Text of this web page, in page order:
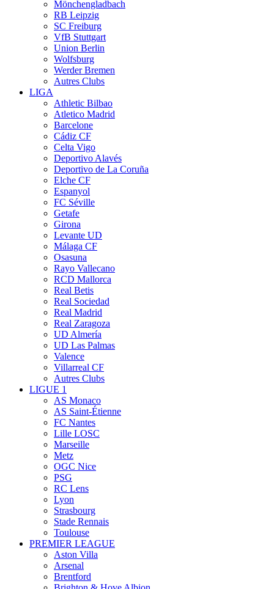
Mönchengladbach
RB Leipzig
SC Freiburg
VfB Stuttgart
Union Berlin
Wolfsburg
Werder Bremen
Autres Clubs
LIGA
Athletic Bilbao
Atletico Madrid
Barcelone
Cádiz CF
Celta Vigo
Deportivo Alavés
Deportivo de La Coruña
Elche CF
Espanyol
FC Séville
Getafe
Girona
Levante UD
Málaga CF
Osasuna
Rayo Vallecano
RCD Mallorca
Real Betis
Real Sociedad
Real Madrid
Real Zaragoza
UD Almería
UD Las Palmas
Valence
Villarreal CF
Autres Clubs
LIGUE 1
AS Monaco
AS Saint-Étienne
FC Nantes
Lille LOSC
Marseille
Metz
OGC Nice
PSG
RC Lens
Lyon
Strasbourg
Stade Rennais
Toulouse
PREMIER LEAGUE
Aston Villa
Arsenal
Brentford